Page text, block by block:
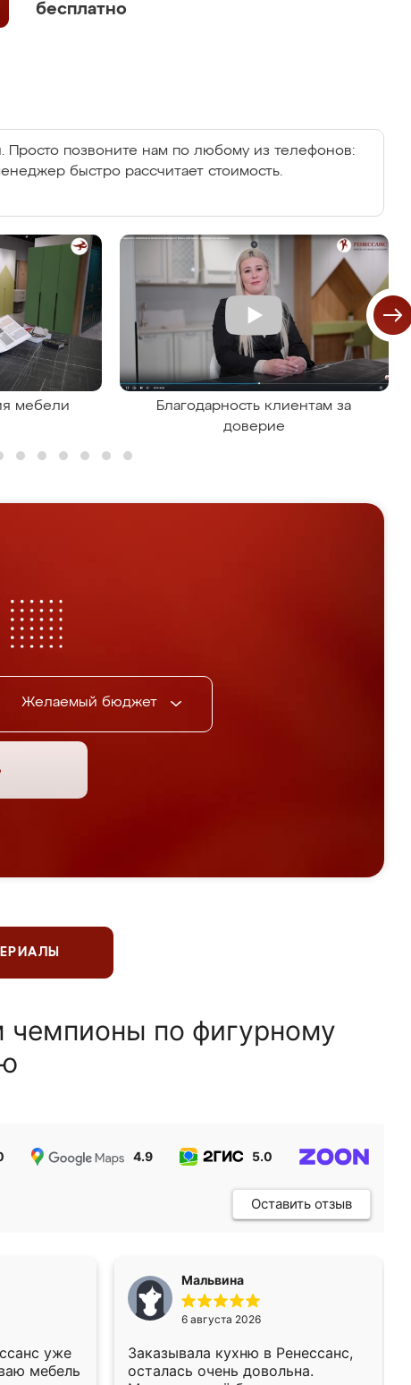
бесплатно
Просто позвоните нам по любому из телефонов:
быстро рассчитает стоимость.
мебели
Благодарность клиентам за
доверие
Желаемый бюджет
чемпионы по фигурному
4.9 5.0
Оставить отзыв
уже
мебель
Мальвина
6 августа 2026
Заказывала кухню в Ренессанс,
осталась очень довольна.